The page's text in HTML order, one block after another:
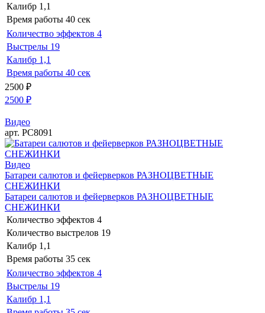
Калибр 1,1
Время работы 40 сек
Количество эффектов 4
Выстрелы 19
Калибр 1,1
Время работы 40 сек
2500 ₽
2500 ₽
Видео
арт. РС8091
Видео
Батареи салютов и фейерверков РАЗНОЦВЕТНЫЕ
СНЕЖИНКИ
Батареи салютов и фейерверков РАЗНОЦВЕТНЫЕ
СНЕЖИНКИ
Количество эффектов 4
Количество выстрелов 19
Калибр 1,1
Время работы 35 сек
Количество эффектов 4
Выстрелы 19
Калибр 1,1